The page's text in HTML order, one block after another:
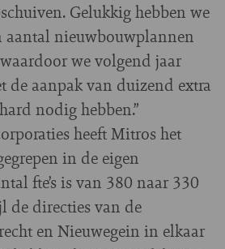
Gelukkig hebben we
aantal nieuwbouwplannen
we volgend jaar
de aanpak van duizend extra
nodig hebben.”
heeft Mitros het
in de eigen
fte’s is van 380 naar 330
de directies van de
en Nieuwegein in elkaar